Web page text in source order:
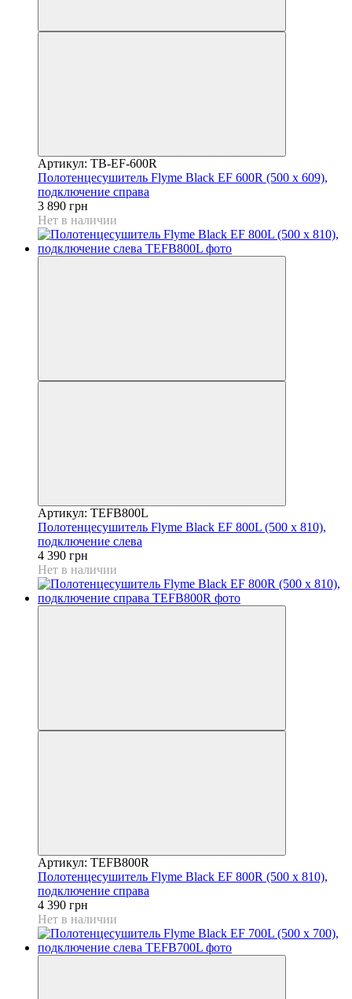
Артикул: TB-EF-600R
Полотенцесушитель Flyme Black EF 600R (500 х 609),
подключение справа
3 890 грн
Нет в наличии
Артикул: TEFB800L
Полотенцесушитель Flyme Black EF 800L (500 х 810),
подключение слева
4 390 грн
Нет в наличии
Артикул: TEFB800R
Полотенцесушитель Flyme Black EF 800R (500 х 810),
подключение справа
4 390 грн
Нет в наличии